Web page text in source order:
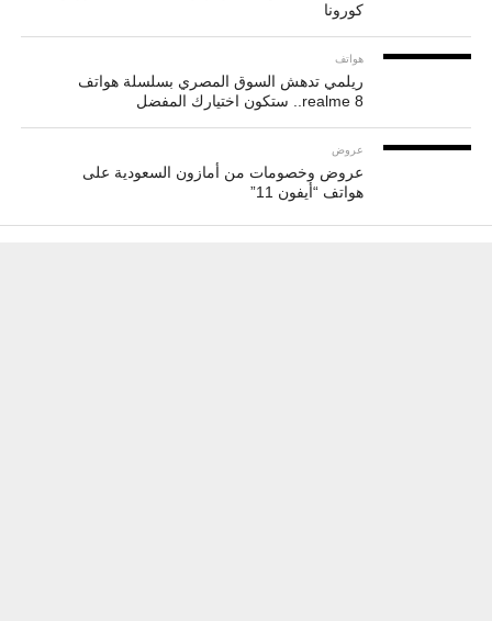
كورونا
هواتف
ريلمي تدهش السوق المصري بسلسلة هواتف
realme 8.. ستكون اختيارك المفضل
عروض
عروض وخصومات من أمازون السعودية على
هواتف “أيفون 11”